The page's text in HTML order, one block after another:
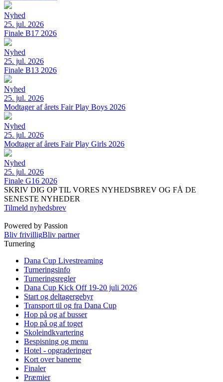
Nyhed
25. jul. 2026
Finale B17 2026
Nyhed
25. jul. 2026
Finale B13 2026
Nyhed
25. jul. 2026
Modtager af årets Fair Play Boys 2026
Nyhed
25. jul. 2026
Modtager af årets Fair Play Girls 2026
Nyhed
25. jul. 2026
Finale G16 2026
SKRIV DIG OP TIL VORES NYHEDSBREV OG FÅ DE
SENESTE NYHEDER
Tilmeld nyhedsbrev
Powered by Passion
Bliv frivilligBliv partner
Turnering
Dana Cup Livestreaming
Turneringsinfo
Turneringsregler
Dana Cup Kick Off 19-20 juli 2026
Start og deltagergebyr
Transport til og fra Dana Cup
Hop på og af busser
Hop på og af toget
Skoleindkvartering
Bespisning og menu
Hotel - opgraderinger
Kort over banerne
Finaler
Præmier